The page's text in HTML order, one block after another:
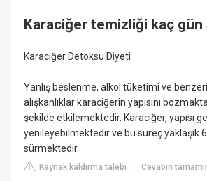
Karaciğer temizliği kaç gün
Karaciğer Detoksu Diyeti
Yanlış beslenme, alkol tüketimi ve
alışkanlıklar karaciğerin yapısını
şekilde etkilemektedir. Karaciğer, yapısı
yenileyebilmektedir ve bu süreç yaklaşık
sürmektedir.
Kaynak kaldırma talebi |Cevabın